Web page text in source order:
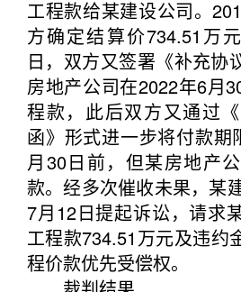
工程款给某建设公司。
方确定结算价734.51万
日，双方又签署《补充协
房地产公司在2022年6月
程款，此后双方又通过
函》形式进一步将付款期
月30日前，但某房地产
款。经多次催收未果，某
7月12日提起诉讼，请求
工程款734.51万元及违约
程价款优先受偿权。